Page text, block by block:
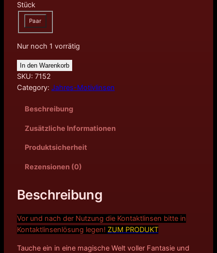
Stück
Paar
Nur noch 1 vorrätig
In den Warenkorb
SKU: 7152
Category: Jahres-Motivlinsen
Beschreibung
Zusätzliche Informationen
Produktsicherheit
Rezensionen (0)
Beschreibung
Vor und nach der Nutzung die Kontaktlinsen bitte in
Kontaktlinsenlösung legen! ZUM PRODUKT
Tauche ein in eine magische Welt voller Fantasie und